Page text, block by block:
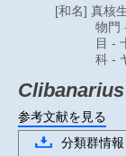
[和名] 真核
物門
目 -
科 -
参考文献を見る
分類群情報